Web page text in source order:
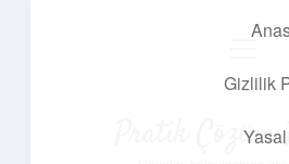
Gizlilik
Yasal
Pratik Çözüm